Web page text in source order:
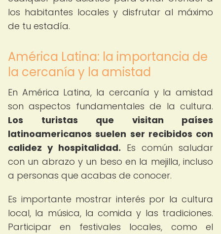
los habitantes locales y disfrutar al máximo
de tu estadía.
América Latina: la importancia de
la cercanía y la amistad
En América Latina, la cercanía y la amistad
son aspectos fundamentales de la cultura.
Los turistas que visitan países
latinoamericanos suelen ser recibidos con
calidez y hospitalidad. Es común saludar
con un abrazo y un beso en la mejilla, incluso
a personas que acabas de conocer.
Es importante mostrar interés por la cultura
local, la música, la comida y las tradiciones.
Participar en festivales locales, como el